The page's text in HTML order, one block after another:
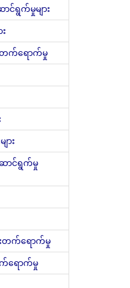
င်ရွက်မှုများ
တက်ရောက်မှု
ား
ာင်ရွက်မှု
းတက်ရောက်မှု
က်ရောက်မှု